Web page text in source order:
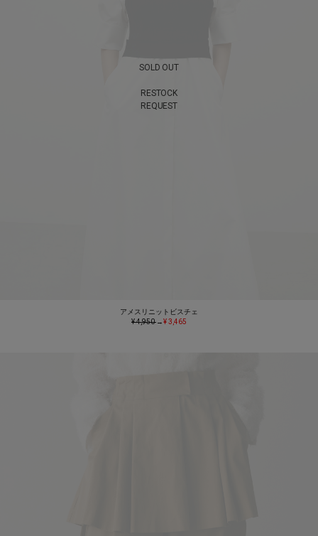
SOLD OUT
RESTOCK
REQUEST
アメスリニットビスチェ
¥ 4,950→¥ 3,465